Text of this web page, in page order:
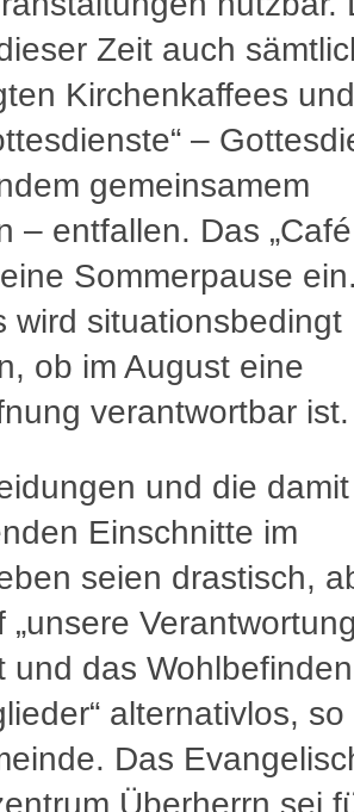
Zeit auch
Kirchenkaffees und
–
gemeinsamem
– entfallen. Das
Sommerpause
wird situationsbedingt
ob im August eine
verantwortbar ist.
und die damit
Einschnitte im
seien drastisch,
„unsere
und das
alternativlos, so
Das
Überherrn sei